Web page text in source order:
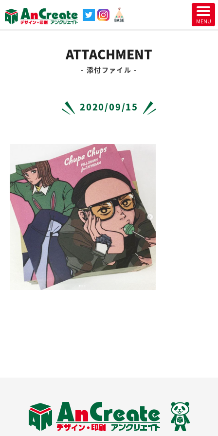
ATTACHMENT
添付ファイル
2020/09/15